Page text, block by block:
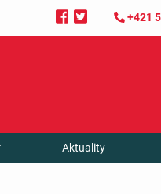
+421
Aktuality